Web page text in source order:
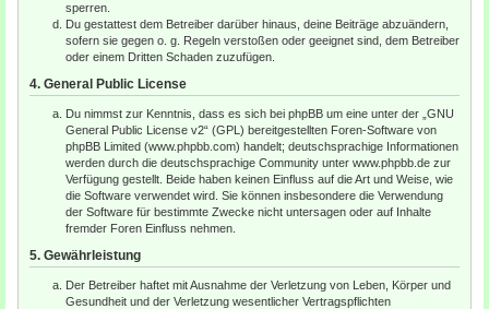
sperren.
Du gestattest dem Betreiber darüber hinaus, deine Beiträge abzuändern,
sofern sie gegen o. g. Regeln verstoßen oder geeignet sind, dem Betreiber
oder einem Dritten Schaden zuzufügen.
4. General Public License
Du nimmst zur Kenntnis, dass es sich bei phpBB um eine unter der „ GNU
General Public License v2“ (GPL) bereitgestellten Foren-Software von
phpBB Limited (www.phpbb.com) handelt; deutschsprachige Informationen
werden durch die deutschsprachige Community unter www.phpbb.de zur
Verfügung gestellt. Beide haben keinen Einfluss auf die Art und Weise, wie
die Software verwendet wird. Sie können insbesondere die Verwendung
der Software für bestimmte Zwecke nicht untersagen oder auf Inhalte
fremder Foren Einfluss nehmen.
5. Gewährleistung
Der Betreiber haftet mit Ausnahme der Verletzung von Leben, Körper und
Gesundheit und der Verletzung wesentlicher Vertragspflichten